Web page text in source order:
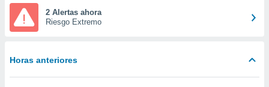
digital
basada
2 Alertas ahora
Riesgo Extremo
Horas anteriores